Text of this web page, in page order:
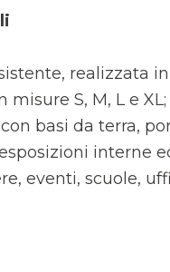
realizzata
misure S, M, L e XL;
basi da terra,
interne
eventi, scuole,